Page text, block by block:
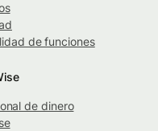
de funciones
de dinero